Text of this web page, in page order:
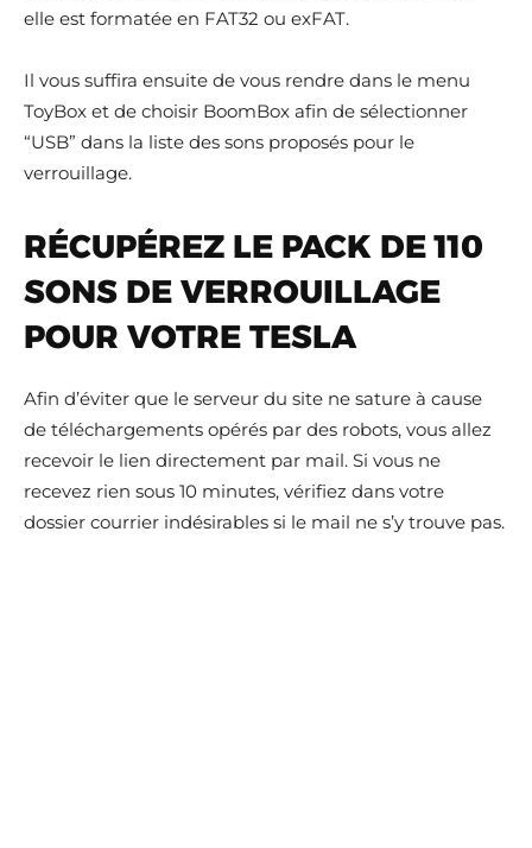
elle est formatée en FAT32 ou exFAT.
Il vous suffira ensuite de vous rendre dans le menu
ToyBox et de choisir BoomBox afin de sélectionner
“USB” dans la liste des sons proposés pour le
verrouillage.
RÉCUPÉREZ LE PACK DE 110
SONS DE VERROUILLAGE
POUR VOTRE TESLA
Afin d’éviter que le serveur du site ne sature à cause
de téléchargements opérés par des robots, vous allez
recevoir le lien directement par mail. Si vous ne
recevez rien sous 10 minutes, vérifiez dans votre
dossier courrier indésirables si le mail ne s’y trouve pas.